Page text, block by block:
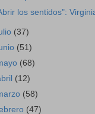
los sentidos":
(37)
(51)
(68)
(12)
(58)
(47)